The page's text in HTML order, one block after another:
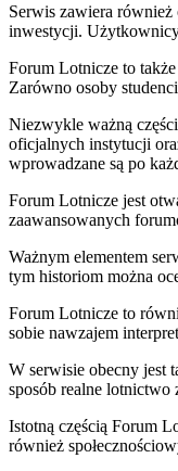
Serwis zawiera również
inwestycji.
Forum Lotnicze to
Zarówno osoby
Niezwykle ważną
oficjalnych instytucji
wprowadzane są po
Forum Lotnicze jest
zaawansowanych
Ważnym elementem
tym historiom można
Forum Lotnicze to
sobie nawzajem
W serwisie obecny jest
sposób realne lotnictwo
Istotną częścią Forum
również